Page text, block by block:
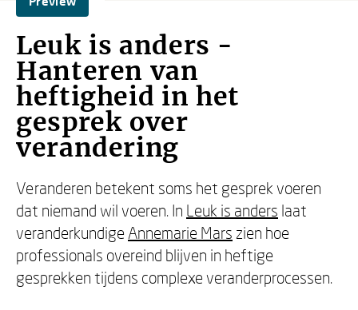
Leuk is anders -
Hanteren van
heftigheid in het
gesprek over
verandering
Veranderen betekent soms het gesprek voeren
dat niemand wil voeren. In Leuk is anders laat
veranderkundige Annemarie Mars zien hoe
professionals overeind blijven in heftige
gesprekken tijdens complexe veranderprocessen.